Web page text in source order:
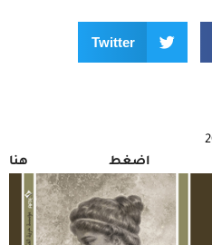
Twitter
اضغط هنا